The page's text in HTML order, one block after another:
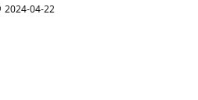
2024-04-22